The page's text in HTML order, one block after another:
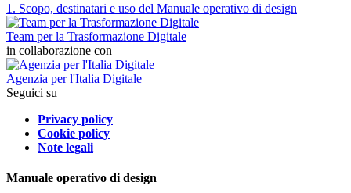
1. Scopo, destinatari e uso del Manuale operativo di design
Team per la Trasformazione Digitale
in collaborazione con
Agenzia per l'Italia Digitale
Seguici su
Privacy policy
Cookie policy
Note legali
Manuale operativo di design